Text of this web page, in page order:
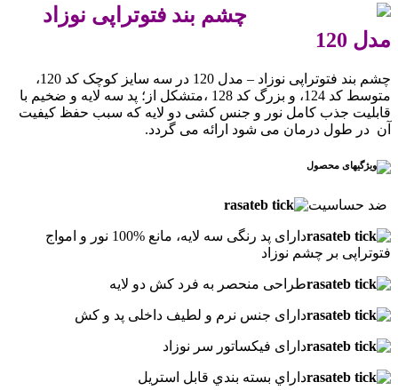
چشم بند فتوتراپی نوزاد
مدل 120
چشم بند فتوتراپی نوزاد – مدل 120 در سه سایز کوچک کد 120،
متوسط کد 124، و بزرگ کد 128 ،متشکل از؛ پد سه لایه و ضخیم با
قابلیت جذب کامل نور و جنس کشی دو لایه که سبب حفظ کیفیت
آن در طول درمان می شود ارائه می گردد.
ضد حساسيت
دارای پد رنگی سه لایه، مانع %100 نور و امواج
فتوتراپی بر چشم نوزاد
طراحی منحصر به فرد کش دو لایه
دارای جنس نرم و لطیف داخلی پد و کش
دارای فیکساتور سر نوزاد
داراي بسته بندي قابل استريل